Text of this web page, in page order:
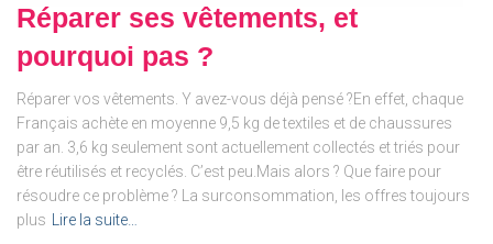
Réparer ses vêtements, et
pourquoi pas ?
Réparer vos vêtements. Y avez-vous déjà pensé ?En effet, chaque
Français achète en moyenne 9,5 kg de textiles et de chaussures
par an. 3,6 kg seulement sont actuellement collectés et triés pour
être réutilisés et recyclés. C’est peu.Mais alors ? Que faire pour
résoudre ce problème ? La surconsommation, les offres toujours
plus
Lire la suite…